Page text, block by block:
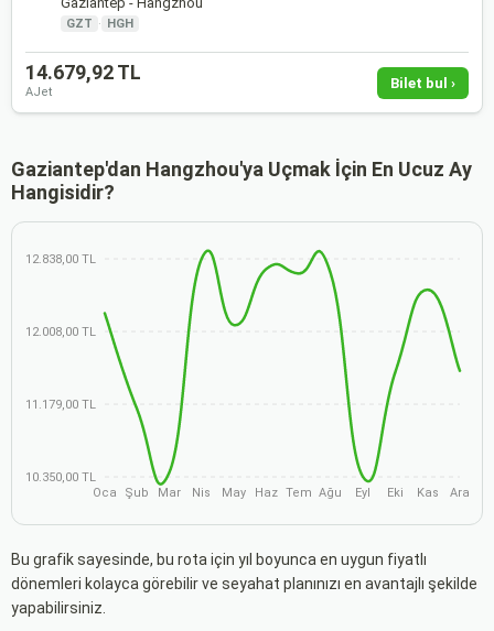
GZT · HGH
14.679,92 TL
AJet
Bilet bul ›
Gaziantep'dan Hangzhou'ya Uçmak İçin En Ucuz Ay
Hangisidir?
12.838,00 TL
12.008,00 TL
11.179,00 TL
10.350,00 TL
Oca
Şub Mar Nis May Haz Tem Ağu Eyl Eki Kas Ara
Bu grafik sayesinde, bu rota için yıl boyunca en uygun fiyatlı
dönemleri kolayca görebilir ve seyahat planınızı en avantajlı şekilde
yapabilirsiniz.